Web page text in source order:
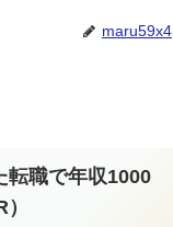
maru59x4
転職で年収1000